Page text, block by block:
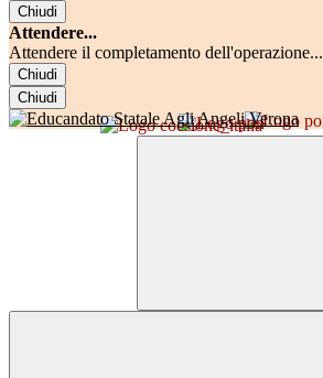
Chiudi
Attendere...
Attendere il completamento dell'operazione...
Chiudi
Chiudi